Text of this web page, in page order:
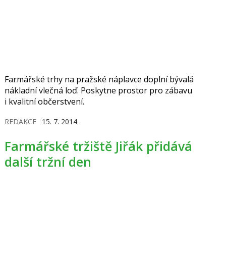
Farmářské trhy na pražské náplavce doplní bývalá
nákladní vlečná loď. Poskytne prostor pro zábavu
i kvalitní občerstvení.
REDAKCE 15. 7. 2014
Farmářské tržiště Jiřák přidává
další tržní den